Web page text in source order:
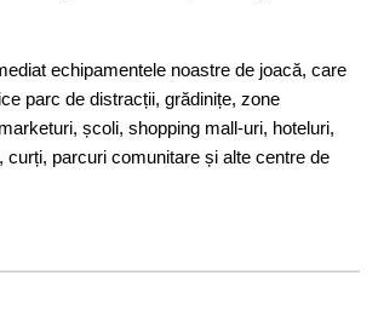
echipamentele noastre de joacă, care
parc de distracții, grădinițe, zone
școli, shopping mall-uri, hoteluri,
curți, parcuri comunitare și alte centre de